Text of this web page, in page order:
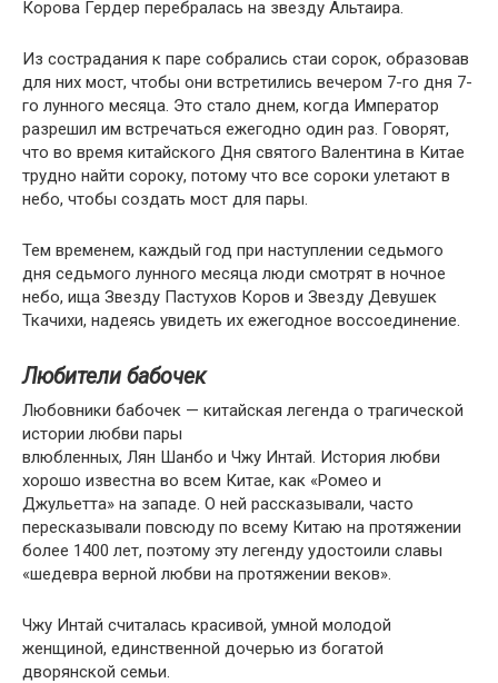
Корова Гердер перебралась на звезду Альтаира.
Из сострадания к паре собрались стаи сорок, образовав
для них мост, чтобы они встретились вечером 7-го дня 7-
го лунного месяца. Это стало днем, когда Император
разрешил им встречаться ежегодно один раз. Говорят,
что во время китайского Дня святого Валентина в Китае
трудно найти сороку, потому что все сороки улетают в
небо, чтобы создать мост для пары.
Тем временем, каждый год при наступлении седьмого
дня седьмого лунного месяца люди смотрят в ночное
небо, ища Звезду Пастухов Коров и Звезду Девушек
Ткачихи, надеясь увидеть их ежегодное воссоединение.
Любители бабочек
Любовники бабочек — китайская легенда о трагической
истории любви пары
влюбленных, Лян Шанбо и Чжу Интай. История любви
хорошо известна во всем Китае, как «Ромео и
Джульетта» на западе. О ней рассказывали, часто
пересказывали повсюду по всему Китаю на протяжении
более 1400 лет, поэтому эту легенду удостоили славы
«шедевра верной любви на протяжении веков».
Чжу Интай считалась красивой, умной молодой
женщиной, единственной дочерью из богатой
дворянской семьи.